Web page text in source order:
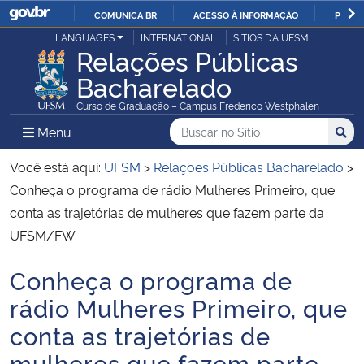
IR
PARA
O
CONTEÚDO
COMUNICA BR ACESSO À INFORMAÇÃO
Ministério da Justiça e Segurança Pública
Ministério da Defesa
Ministério das Relações Exteriores
Ministério da Economia
Ministério da Agricultura, Pecuária e Abastecimento
Ministério da Educação
LANGUAGES INTERNATIONAL SÍTIOS DA UFSM
Relações Públicas
Bacharelado
Curso de Graduação – Campus Frederico Westphalen
Menu Menu Principal do Sítio
Busca
Buscar no no Sítio
Busca:
Você está aqui: UFSM > Relações Públicas Bacharelado >
Conheça o programa de rádio Mulheres Primeiro, que
conta as trajetórias de mulheres que fazem parte da
UFSM/FW
Início do conteúdo
Conheça o programa de
rádio Mulheres Primeiro, que
conta as trajetórias de